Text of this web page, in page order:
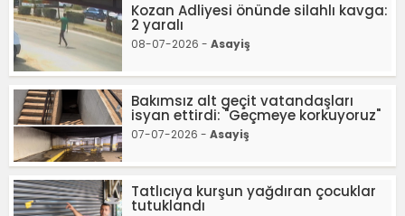
Kozan Adliyesi önünde silahlı kavga:
2 yaralı
08-07-2026 - Asayiş
Bakımsız alt geçit vatandaşları
isyan ettirdi: "Geçmeye korkuyoruz"
07-07-2026 - Asayiş
Tatlıcıya kurşun yağdıran çocuklar
tutuklandı